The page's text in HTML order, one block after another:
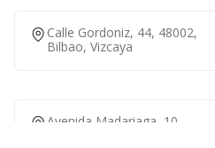
Calle Gordoniz, 44, 48002,
Bilbao, Vizcaya
Avenida Madariaga, 10,